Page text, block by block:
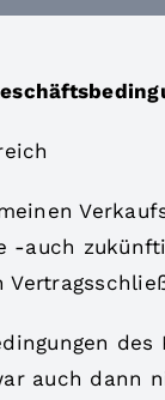
-auch
des
auch dann